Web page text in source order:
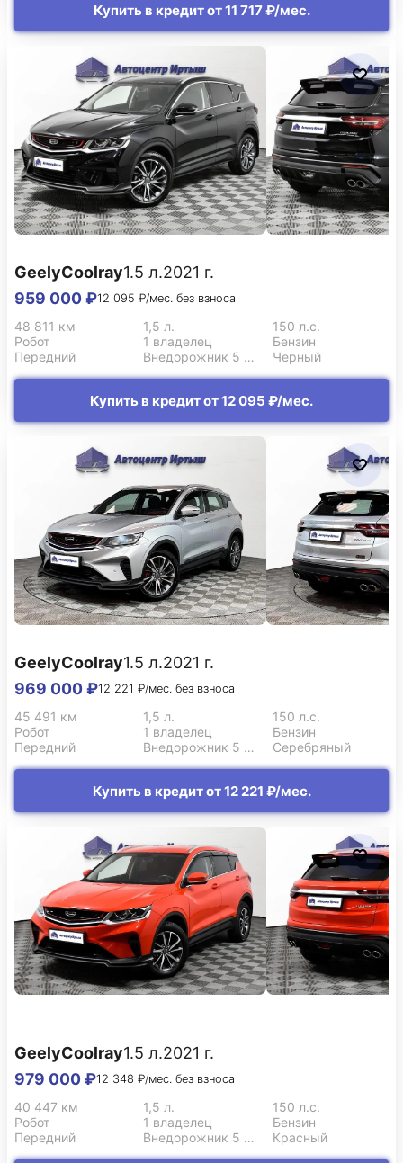
Купить в кредит от 11 717 ₽/мес.
GeelyCoolray1.5 л.2021 г.
959 000 ₽12 095 ₽/мес. без взноса
48 811 км 1,5 л.
150 л.с.
Робот
1 владелец
Бензин
Передний
Внедорожник 5 дв. Черный
Купить в кредит от 12 095 ₽/мес.
GeelyCoolray1.5 л.2021 г.
969 000 ₽12 221 ₽/мес. без взноса
45 491 км 1,5 л.
150 л.с.
Робот
1 владелец
Бензин
Передний
Внедорожник 5 дв. Серебряный
Купить в кредит от 12 221 ₽/мес.
GeelyCoolray1.5 л.2021 г.
979 000 ₽12 348 ₽/мес. без взноса
40 447 км 1,5 л.
150 л.с.
Робот
1 владелец
Бензин
Передний
Внедорожник 5 дв. Красный